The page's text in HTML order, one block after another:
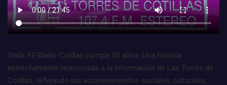
Onda 92-Radio Cotillas cumple 30 años. Una historia
estrechamente relacionada a la información de Las Torres de
Cotillas, reflejando los acontecimientos sociales, culturales,